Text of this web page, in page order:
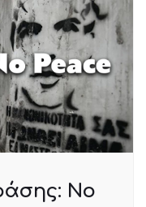
No